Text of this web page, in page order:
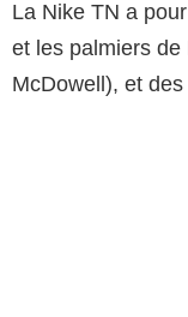
La Nike TN a
et les palmiers
McDowell), et